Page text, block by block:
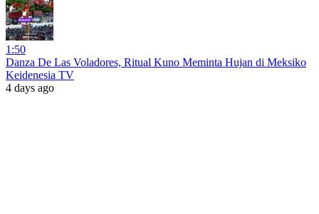
1:50
Danza De Las Voladores, Ritual Kuno Meminta Hujan di Meksiko
Keidenesia TV
4 days ago